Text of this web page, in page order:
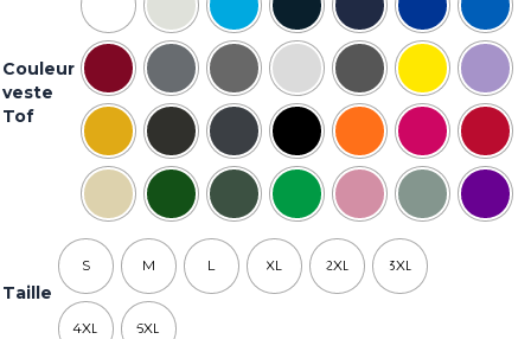
Couleur
veste
Tof
Taille
S M L XL 2XL 3XL
4XL 5XL